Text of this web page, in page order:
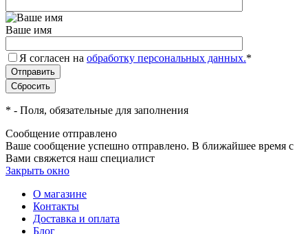
Ваше имя
Я согласен на обработку персональных данных.*
* - Поля, обязательные для заполнения
Сообщение отправлено
Ваше сообщение успешно отправлено. В ближайшее время с
Вами свяжется наш специалист
Закрыть окно
О магазине
Контакты
Доставка и оплата
Блог